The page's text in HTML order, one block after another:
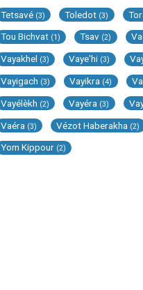
Tetsavé (3) Toledot (3)
Tou Bichvat (1) Tsav (2)
Vayakhel (3) Vaye'hi (3)
Vayigach (3) Vayikra (4)
Vayélèkh (2) Vayéra (3)
Vaéra (3) Vézot Haberakha (2)
Yom Kippour (2)